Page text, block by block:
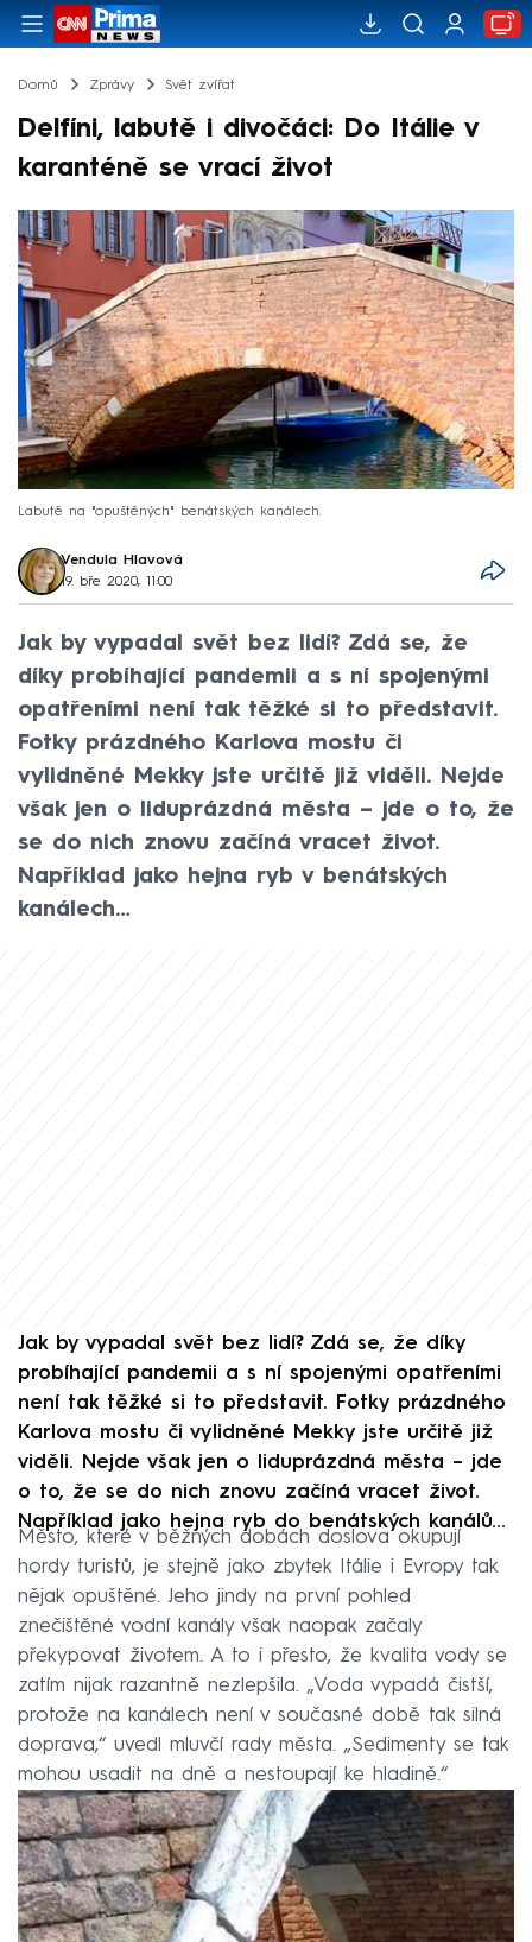
Domů Zprávy Svět zvířat
Delfíni, labutě i divočáci: Do Itálie v
karanténě se vrací život
Labutě na "opuštěných" benátských kanálech.
Vendula Hlavová
19. bře 2020, 11:00
Jak by vypadal svět bez lidí? Zdá se, že
díky probíhající pandemii a s ní spojenými
opatřeními není tak těžké si to představit.
Fotky prázdného Karlova mostu či
vylidněné Mekky jste určitě již viděli. Nejde
však jen o liduprázdná města – jde o to, že
se do nich znovu začíná vracet život.
Například jako hejna ryb v benátských
kanálech…
Jak by vypadal svět bez lidí? Zdá se, že díky
probíhající pandemii a s ní spojenými opatřeními
není tak těžké si to představit. Fotky prázdného
Karlova mostu či vylidněné Mekky jste určitě již
viděli. Nejde však jen o liduprázdná města – jde
o to, že se do nich znovu začíná vracet život.
Například jako hejna ryb do benátských kanálů…
Město, které v běžných dobách doslova okupují
hordy turistů, je stejně jako zbytek Itálie i Evropy tak
nějak opuštěné. Jeho jindy na první pohled
znečištěné vodní kanály však naopak začaly
překypovat životem. A to i přesto, že kvalita vody se
zatím nijak razantně nezlepšila. „Voda vypadá čistší,
protože na kanálech není v současné době tak silná
doprava,“ uvedl mluvčí rady města. „Sedimenty se tak
mohou usadit na dně a nestoupají ke hladině.“